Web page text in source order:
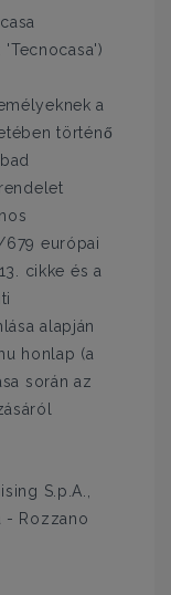
'Tecnocasa')
a
történő
európai
cikke és a
alapján
honlap (a
során az
S.p.A.,
- Rozzano